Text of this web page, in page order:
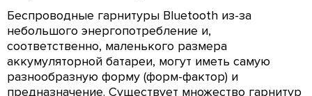
Беспроводные гарнитуры Bluetooth из-за
небольшого энергопотребление и,
соответственно, маленького размера
аккумуляторной батареи, могут иметь самую
разнообразную форму (форм-фактор) и
предназначение. Существует множество гарнитур